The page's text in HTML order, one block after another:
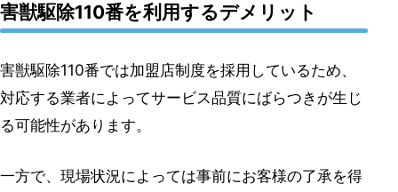
害獣駆除110番を利用するデメリット
害獣駆除110番では加盟店制度を採用しているため、
対応する業者によってサービス品質にばらつきが生じ
る可能性があります。
一方で、現場状況によっては事前にお客様の了承を得